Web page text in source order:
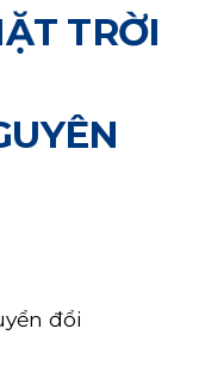
TRỜI
đổi